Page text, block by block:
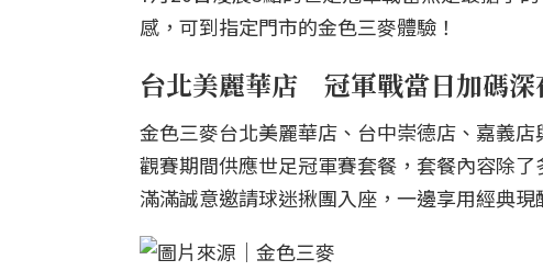
感，可到指定門市的金色三麥體驗！
台北美麗華店 冠軍戰當日加碼深
金色三麥台北美麗華店、台中崇德店、嘉義
觀賽期間供應世足冠軍賽套餐，套餐內容除
滿滿誠意邀請球迷揪團入座，一邊享用經典